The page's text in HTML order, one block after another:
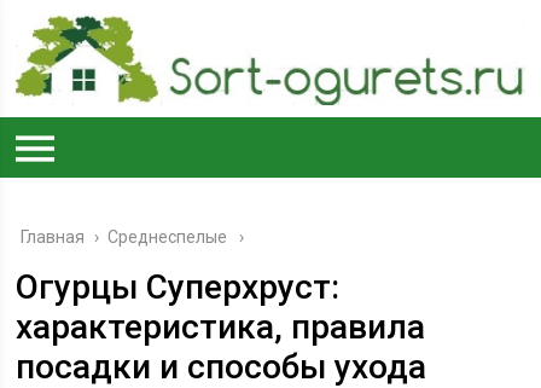
Главная › Среднеспелые
Огурцы Суперхруст:
характеристика, правила
посадки и способы ухода